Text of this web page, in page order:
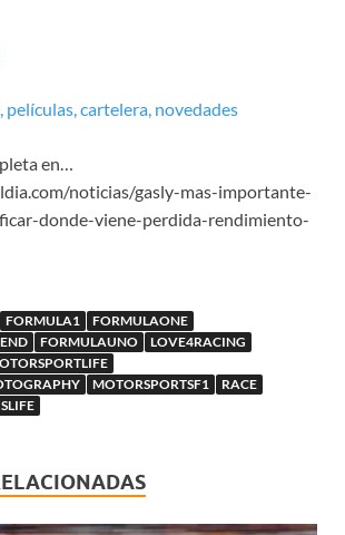
películas, cartelera, novedades
en…
noticias/gasly-mas-importante-
donde-viene-perdida-rendimiento-
FORMULA1
FORMULAONE
FORMULAUNO
LOVE4RACING
MOTORSPORTSF1
RACE